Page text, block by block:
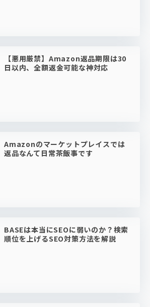
【悪用厳禁】Amazon返品期限は30
日以内、全額返金可能な神対応
Amazonのマーケットプレイスでは
返品なんて日常茶飯事です
BASEは本当にSEOに弱いのか？検索
順位を上げるSEO対策方法を解説